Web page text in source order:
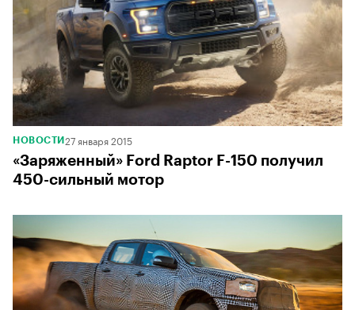
НОВОСТИ 27 января 2015
«Заряженный» Ford Raptor F-150 получил
450-сильный мотор